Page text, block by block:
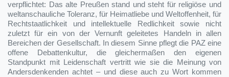
verpflichtet: Das alte Preußen stand und steht für religiöse und
weltanschauliche Toleranz, für Heimatliebe und Weltoffenheit, für
Rechtstaatlichkeit und intellektuelle Redlichkeit sowie nicht
zuletzt für ein von der Vernunft geleitetes Handeln in allen
Bereichen der Gesellschaft. In diesem Sinne pflegt die PAZ eine
offene Debattenkultur, die gleichermaßen den eigenen
Standpunkt mit Leidenschaft vertritt wie sie die Meinung von
Andersdenkenden achtet – und diese auch zu Wort kommen